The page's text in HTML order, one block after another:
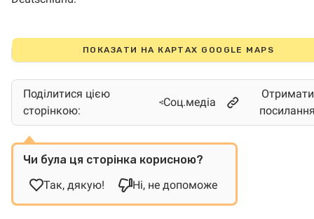
ПОКАЗАТИ НА КАРТАХ GOOGLE MAPS
Поділитися цією
сторінкою:
Соц.медіа
Отримати
Чи була ця сторінка корисною?
Так, дякую!
Ні, не допоможе